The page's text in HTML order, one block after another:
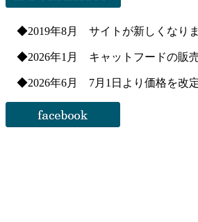
◆2019年8月 サイトが新しくなりま
◆2026年1月 キャットフードの販売
◆2026年6月 7月1日より価格を改定